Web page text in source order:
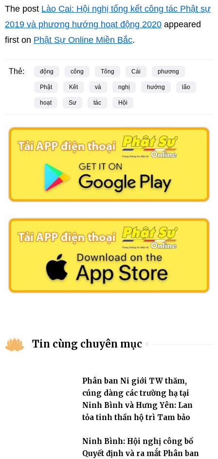
The post Lào Cai: Hội nghị tổng kết công tác Phật sự
2019 và phương hướng hoạt động 2020 appeared
first on Phật Sự Online Miền Bắc.
Thẻ: động công Tông Cái phương
Phật Kêt và nghị hướng lão
hoạt Sư tác Hội
Tin cùng chuyên mục
Phân ban Ni giới TW thăm,
cúng dàng các trường hạ tại
Ninh Bình và Hưng Yên: Lan
tỏa tinh thần hộ trì Tam bảo
Ninh Bình: Hội nghị công bố
Quyết định và ra mắt Phân ban